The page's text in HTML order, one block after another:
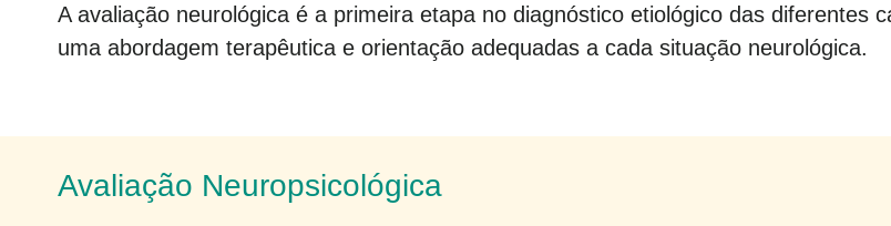
A avaliação neurológica é a primeira etapa no diagnóstico etiológico das diferentes
uma abordagem terapêutica e orientação adequadas a cada situação neurológica.
Avaliação Neuropsicológica